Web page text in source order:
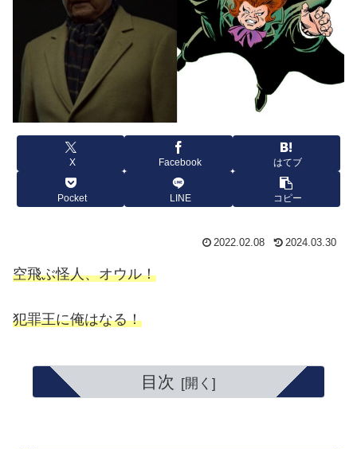
X Facebook はてブ
Pocket LINE コピー
2022.02.08 2024.03.30
空飛ぶ怪人、オウル！
犯罪王に俺はなる！
目次